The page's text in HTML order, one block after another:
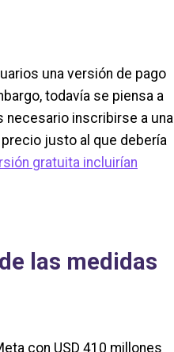
una versión de pago
todavía se piensa a
necesario inscribirse a una
justo al que debería
gratuita incluirían
las medidas
con USD 410 millones